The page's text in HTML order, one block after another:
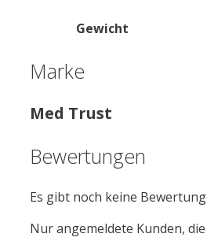
Gewicht
Marke
Med Trust
Bewertungen
Es gibt noch keine
Nur angemeldete Kunden,